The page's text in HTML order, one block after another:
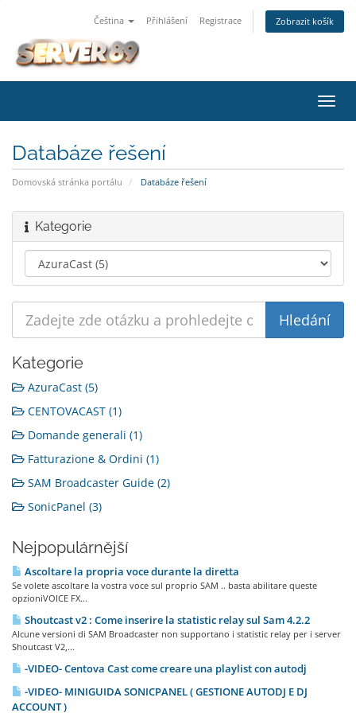
Čeština Přihlášení Registrace Zobrazit košík
Databáze řešení
Domovská stránka portálu Databáze řešení
Kategorie
Kategorie
AzuraCast (5)
CENTOVACAST (1)
Domande generali (1)
Fatturazione & Ordini (1)
SAM Broadcaster Guide (2)
SonicPanel (3)
Nejpopulárnější
Ascoltare la propria voce durante la diretta
Se volete ascoltare la vostra voce sul proprio SAM .. basta abilitare queste
opzioniVOICE FX...
Shoutcast v2 : Come inserire la statistic relay sul Sam 4.2.2
Alcune versioni di SAM Broadcaster non supportano i statistic relay per i server
Shoutcast V2,...
-VIDEO- Centova Cast come creare una playlist con autodj
-VIDEO- MINIGUIDA SONICPANEL ( GESTIONE AUTODJ E DJ
ACCOUNT )